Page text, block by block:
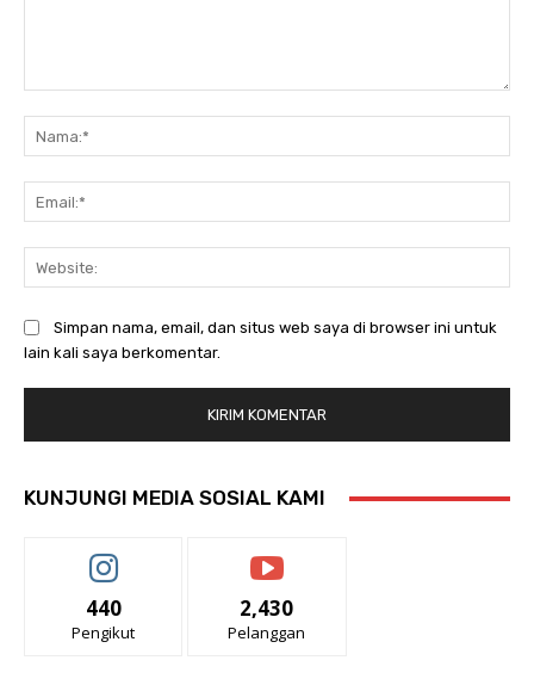
Simpan nama, email, dan situs web saya di browser ini untuk
lain kali saya berkomentar.
KUNJUNGI MEDIA SOSIAL KAMI
440
Pengikut
2,430
Pelanggan